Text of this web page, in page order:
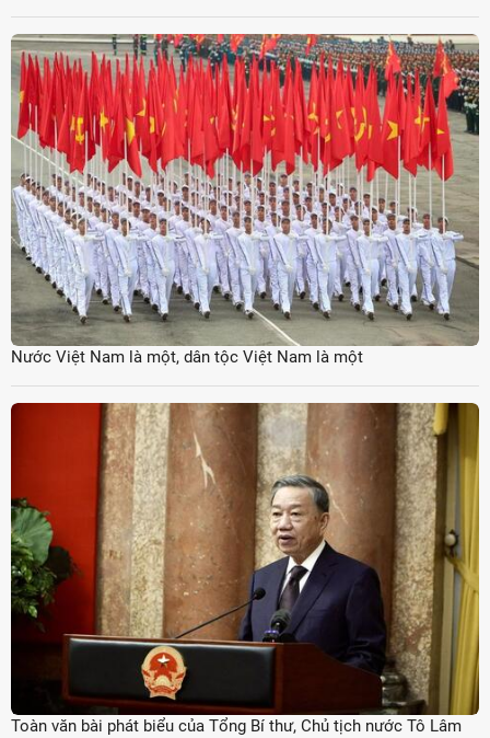
Nước Việt Nam là một, dân tộc Việt Nam là một
Toàn văn bài phát biểu của Tổng Bí thư, Chủ tịch nước Tô Lâm